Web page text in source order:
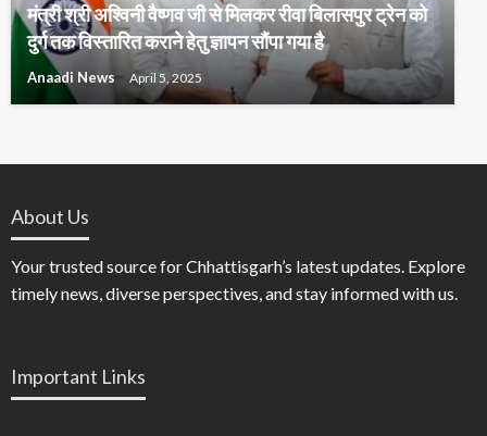
मंत्री श्री अश्विनी वैष्णव जी से मिलकर रीवा बिलासपुर ट्रेन को
दुर्ग तक विस्तारित कराने हेतु ज्ञापन सौंपा गया है
Anaadi News April 5, 2025
About Us
Your trusted source for Chhattisgarh’s latest updates. Explore
timely news, diverse perspectives, and stay informed with us.
Important Links